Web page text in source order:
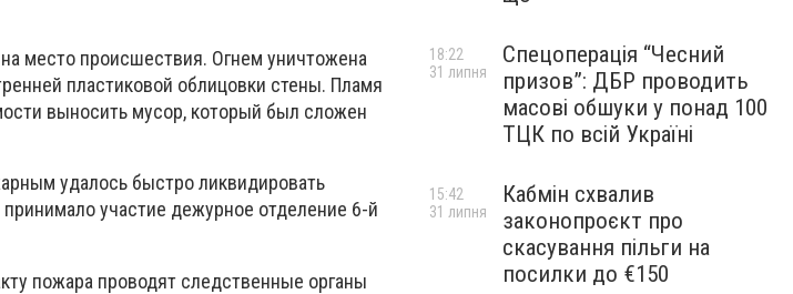
место происшествия. Огнем уничтожена
пластиковой облицовки стены. Пламя
выносить мусор, который был сложен
удалось быстро ликвидировать
участие дежурное отделение 6-й
пожара проводят следственные органы
Спецоперація “Чесний
призов”: ДБР проводить
масові обшуки у понад 100
ТЦК по всій Україні
18:22
31 липня
Кабмін схвалив
законопроєкт про
скасування пільги на
посилки до €150
15:42
31 липня